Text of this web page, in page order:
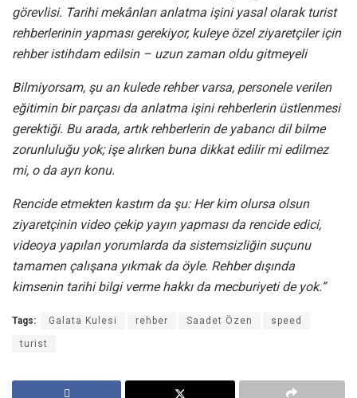
görevlisi. Tarihi mekânları anlatma işini yasal olarak turist
rehberlerinin yapması gerekiyor, kuleye özel ziyaretçiler için
rehber istihdam edilsin – uzun zaman oldu gitmeyeli
Bilmiyorsam, şu an kulede rehber varsa, personele verilen
eğitimin bir parçası da anlatma işini rehberlerin üstlenmesi
gerektiği. Bu arada, artık rehberlerin de yabancı dil bilme
zorunluluğu yok; işe alırken buna dikkat edilir mi edilmez
mi, o da ayrı konu.
Rencide etmekten kastım da şu: Her kim olursa olsun
ziyaretçinin video çekip yayın yapması da rencide edici,
videoya yapılan yorumlarda da sistemsizliğin suçunu
tamamen çalışana yıkmak da öyle. Rehber dışında
kimsenin tarihi bilgi verme hakkı da mecburiyeti de yok.”
Tags: Galata Kulesi rehber Saadet Özen speed
turist